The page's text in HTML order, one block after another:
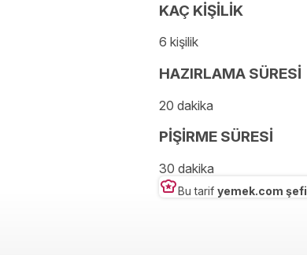
KAÇ KİŞİLİK
6 kişilik
HAZIRLAMA SÜRESİ
20 dakika
PİŞİRME SÜRESİ
30 dakika
Bu tarif yemek.com şefi